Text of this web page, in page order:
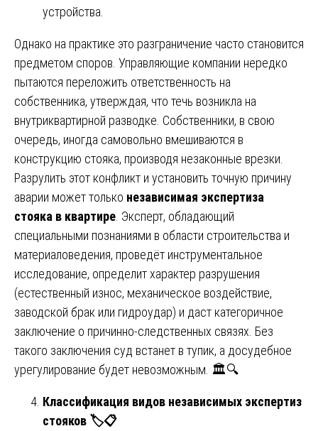
устройства.
Однако на практике это разграничение часто становится
предметом споров. Управляющие компании нередко
пытаются переложить ответственность на
собственника, утверждая, что течь возникла на
внутриквартирной разводке. Собственники, в свою
очередь, иногда самовольно вмешиваются в
конструкцию стояка, производя незаконные врезки.
Разрулить этот конфликт и установить точную причину
аварии может только независимая экспертиза
стояка в квартире . Эксперт, обладающий
специальными познаниями в области строительства и
материаловедения, проведёт инструментальное
исследование, определит характер разрушения
(естественный износ, механическое воздействие,
заводской брак или гидроудар) и даст категоричное
заключение о причинно-следственных связях. Без
такого заключения суд встанет в тупик, а досудебное
урегулирование будет невозможным. 🏛️🔍
Классификация видов независимых экспертиз
стояков 🏷📋